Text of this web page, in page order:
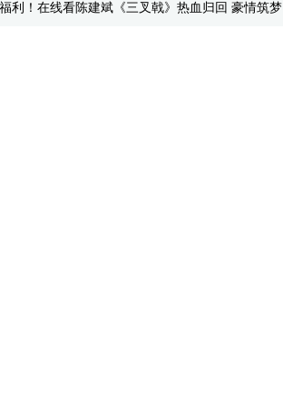
利！在线看陈建斌《三叉戟》热血归回 豪情筑梦